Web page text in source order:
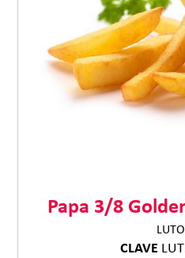
Papa 3/8
CLAVE